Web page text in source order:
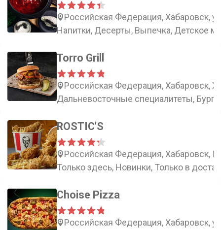
Российская Федерация, Хабаровск,
Напитки, Десерты, Выпечка, Детское
Torro Grill
Российская Федерация, Хабаровск,
Дальневосточные специалитеты,
ROSTIC'S
Российская Федерация, Хабаровск,
Только здесь, Новинки, Только в
Choise Pizza
Российская Федерация, Хабаровск,